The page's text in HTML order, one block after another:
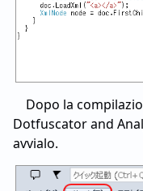
Dopo la
Dotfuscator and
avvialo.